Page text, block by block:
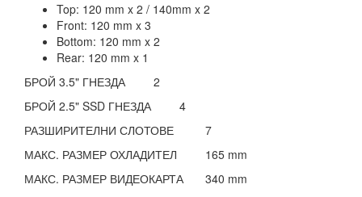
Top: 120 mm x 2 / 140mm x 2
Front: 120 mm x 3
Bottom: 120 mm x 2
Rear: 120 mm x 1
БРОЙ 3.5" ГНЕЗДА
2
БРОЙ 2.5" SSD ГНЕЗДА
4
РАЗШИРИТЕЛНИ СЛОТОВЕ
7
МАКС. РАЗМЕР ОХЛАДИТЕЛ
165 mm
МАКС. РАЗМЕР ВИДЕОКАРТА
340 mm